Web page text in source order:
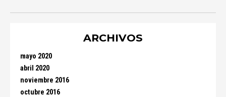
ARCHIVOS
mayo 2020
abril 2020
noviembre 2016
octubre 2016